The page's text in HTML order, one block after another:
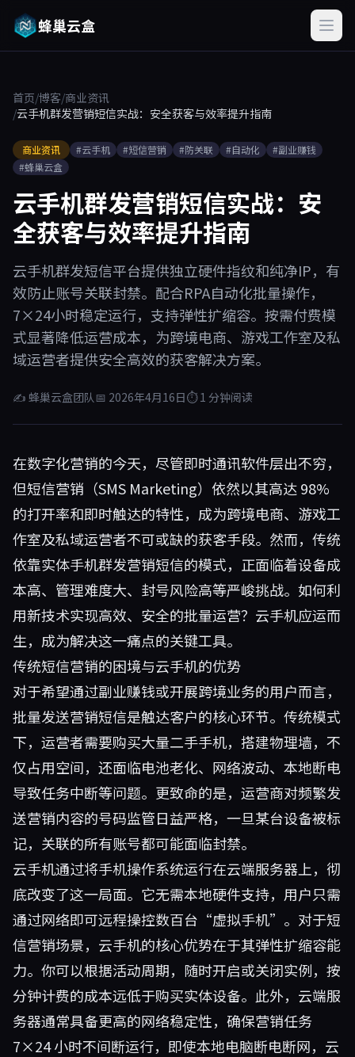
蜂巢云盒
首页/博客/商业资讯
/云手机群发营销短信实战：安全获客与效率提升指南
商业资讯 #云手机 #短信营销 #防关联 #自动化
#副业赚钱
#蜂巢云盒
云手机群发营销短信实战：安
全获客与效率提升指南
云手机群发短信平台提供独立硬件指纹和纯净IP，有
效防止账号关联封禁。配合RPA自动化批量操作，
7×24小时稳定运行，支持弹性扩缩容。按需付费模
式显著降低运营成本，为跨境电商、游戏工作室及私
域运营者提供安全高效的获客解决方案。
✍ 蜂巢云盒团队📅 2026年4月16日⏱ 1 分钟阅读
在数字化营销的今天，尽管即时通讯软件层出不穷，
但短信营销（SMS Marketing）依然以其高达 98%
的打开率和即时触达的特性，成为跨境电商、游戏工
作室及私域运营者不可或缺的获客手段。然而，传统
依靠实体手机群发营销短信的模式，正面临着设备成
本高、管理难度大、封号风险高等严峻挑战。如何利
用新技术实现高效、安全的批量运营？云手机应运而
生，成为解决这一痛点的关键工具。
传统短信营销的困境与云手机的优势
对于希望通过副业赚钱或开展跨境业务的用户而言，
批量发送营销短信是触达客户的核心环节。传统模式
下，运营者需要购买大量二手手机，搭建物理墙，不
仅占用空间，还面临电池老化、网络波动、本地断电
导致任务中断等问题。更致命的是，运营商对频繁发
送营销内容的号码监管日益严格，一旦某台设备被标
记，关联的所有账号都可能面临封禁。
云手机通过将手机操作系统运行在云端服务器上，彻
底改变了这一局面。它无需本地硬件支持，用户只需
通过网络即可远程操控数百台“虚拟手机”。对于短
信营销场景，云手机的核心优势在于其弹性扩缩容能
力。你可以根据活动周期，随时开启或关闭实例，按
分钟计费的成本远低于购买实体设备。此外，云端服
务器通常具备更高的网络稳定性，确保营销任务
7×24 小时不间断运行，即使本地电脑断电断网，云